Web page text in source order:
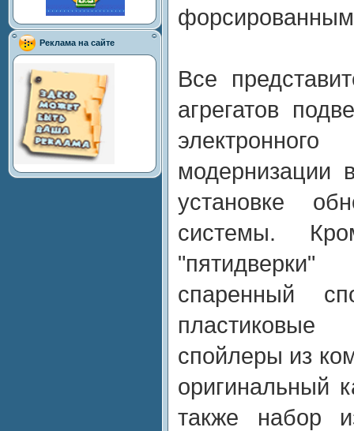
Реклама на сайте
Все
агрегатов
модернизации
установке
системы.
спаренный
спойлеры из
оригинальный
также набор